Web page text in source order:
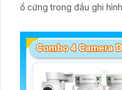
ổ cứng trong đầu ghi
giám sát có màu vào ban